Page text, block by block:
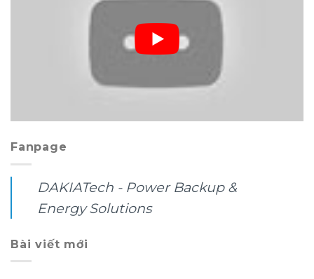
Fanpage
DAKIATech - Power Backup &
Energy Solutions
Bài viết mới